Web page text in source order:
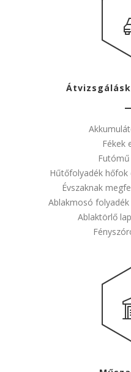
Fékek
Hűtőfolyadék hőfok
Évszaknak
Ablakmosó
Ablaktörlő